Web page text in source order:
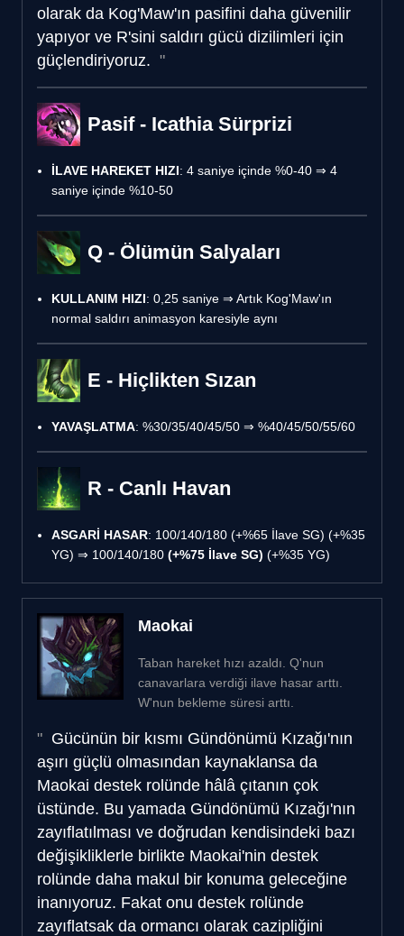
olarak da Kog'Maw'ın pasifini daha güvenilir
yapıyor ve R'sini saldırı gücü dizilimleri için
güçlendiriyoruz.
Pasif - Icathia Sürprizi
İLAVE HAREKET HIZI: 4 saniye içinde %0-40 ⇒ 4
saniye içinde %10-50
Q - Ölümün Salyaları
KULLANIM HIZI: 0,25 saniye ⇒ Artık Kog'Maw'ın
normal saldırı animasyon karesiyle aynı
E - Hiçlikten Sızan
YAVAŞLATMA: %30/35/40/45/50 ⇒ %40/45/50/55/60
R - Canlı Havan
ASGARİ HASAR: 100/140/180 (+%65 İlave SG) (+%35
YG) ⇒ 100/140/180 (+%75 İlave SG) (+%35 YG)
Maokai
Taban hareket hızı azaldı. Q'nun
canavarlara verdiği ilave hasar arttı.
W'nun bekleme süresi arttı.
Gücünün bir kısmı Gündönümü Kızağı'nın
aşırı güçlü olmasından kaynaklansa da
Maokai destek rolünde hâlâ çıtanın çok
üstünde. Bu yamada Gündönümü Kızağı'nın
zayıflatılması ve doğrudan kendisindeki bazı
değişikliklerle birlikte Maokai'nin destek
rolünde daha makul bir konuma geleceğine
inanıyoruz. Fakat onu destek rolünde
zayıflatsak da ormancı olarak cazipliğini